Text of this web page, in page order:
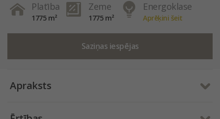
Platība
1775 m²
Zeme
1775 m²
Energoklase
Aprēķini šeit
Saziņas iespējas
Apraksts